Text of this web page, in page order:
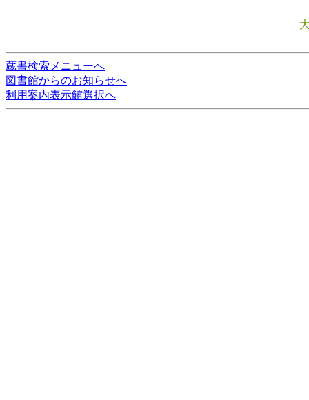
蔵書検索メニューへ
図書館からのお知らせへ
利用案内表示館選択へ